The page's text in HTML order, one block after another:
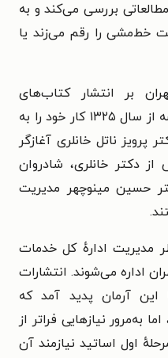
بررسی می‌کند و به
خط‌مشی را رقم می‌زند یا
بر انتشار کتاب‌های
آکادمیک تمرکز دارد. این مؤسسه از سال ۱۳۲۵ کار خود را به
ناتل خانلری آغازگر
دکتر خانلری، شادروان
حسین مینوچهر مدیریت
مدیریت ادارهٔ کل خدمات
اداره می‌شوند. انتشارات
این آرمان پدید آمد که
به‌مرور نیازهایی فراتر از
اول اساتید نیازمند آن